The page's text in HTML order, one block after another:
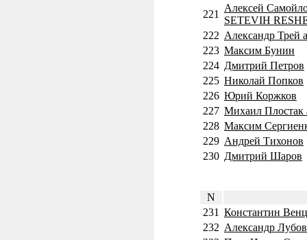
221
Алексей
SETEVIH
222 Александр Трей
223 Максим Бунин
224 Дмитрий Петров
225 Николай Попков
226 Юрий Коржков
227 Михаил Плостак
228 Максим
229 Андрей Тихонов
230 Дмитрий Шаров
N
231 Константин
232 Александр